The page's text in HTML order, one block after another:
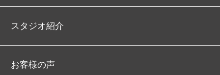
スタジオ紹介
お客様の声